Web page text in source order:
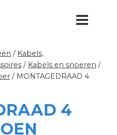
/ Kabels,
/ Kabels en snoeren /
/ MONTAGEDRAAD 4
4